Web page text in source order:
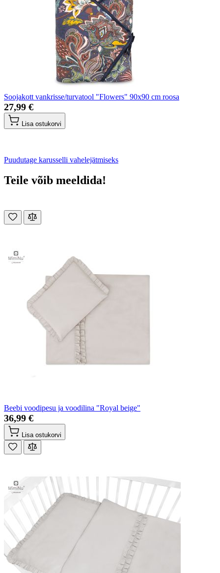
Soojakott vankrisse/turvatool "Flowers" 90x90 cm roosa
27,99 €
Lisa ostukorvi
Puudutage karusselli vahelejätmiseks
Teile võib meeldida!
Beebi voodipesu ja voodilina "Royal beige"
36,99 €
Lisa ostukorvi